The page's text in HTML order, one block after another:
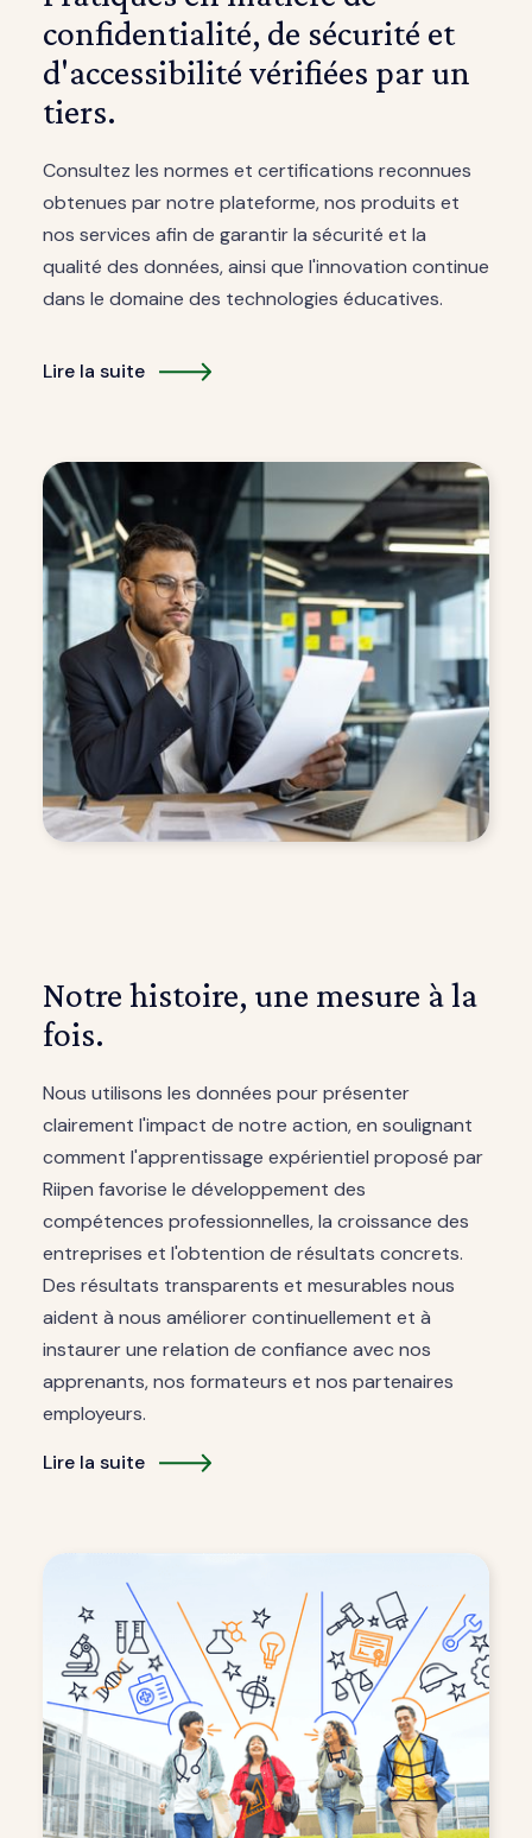
confidentialité, de sécurité et
d'accessibilité vérifiées par un
tiers.
Consultez les normes et certifications reconnues
obtenues par notre plateforme, nos produits et
nos services afin de garantir la sécurité et la
qualité des données, ainsi que l'innovation continue
dans le domaine des technologies éducatives.
Lire la suite
Notre histoire, une mesure à la
fois.
Nous utilisons les données pour présenter
clairement l'impact de notre action, en soulignant
comment l'apprentissage expérientiel proposé par
Riipen favorise le développement des
compétences professionnelles, la croissance des
entreprises et l'obtention de résultats concrets.
Des résultats transparents et mesurables nous
aident à nous améliorer continuellement et à
instaurer une relation de confiance avec nos
apprenants, nos formateurs et nos partenaires
employeurs.
Lire la suite